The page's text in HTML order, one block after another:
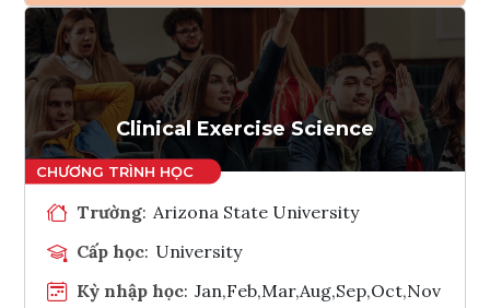
Ghi danh
Tham vấn Interlink
Clinical Exercise Science
Trường: Arizona State University
Cấp học: University
Kỳ nhập học: Jan,Feb,Mar,Aug,Sep,Oct,Nov